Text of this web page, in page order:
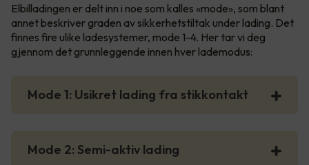
Elbilladingen er delt inn i noe som kalles «mode», som blant
annet beskriver graden av sikkerhetstiltak under lading. Det
finnes fire ulike ladesystemer, mode 1-4. Her tar vi deg
gjennom det grunnleggende innen hver lademodus:
Mode 1: Usikret lading fra stikkontakt
Mode 2: Semi-aktiv lading